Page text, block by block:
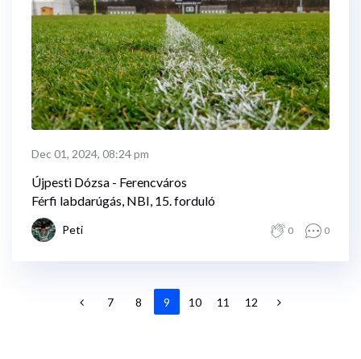
Dec 01, 2024, 08:24 pm
Újpesti Dózsa - Ferencváros
Férfi labdarúgás, NBI, 15. forduló
Peti 0 0
7 8 9 10 11 12